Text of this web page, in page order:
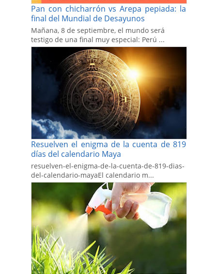
Pan con chicharrón vs Arepa pepiada: la
final del Mundial de Desayunos
Mañana, 8 de septiembre, el mundo será
testigo de una final muy especial: Perú ...
Resuelven el enigma de la cuenta de 819
días del calendario Maya
resuelven-el-enigma-de-la-cuenta-de-819-dias-
del-calendario-mayaEl calendario m...